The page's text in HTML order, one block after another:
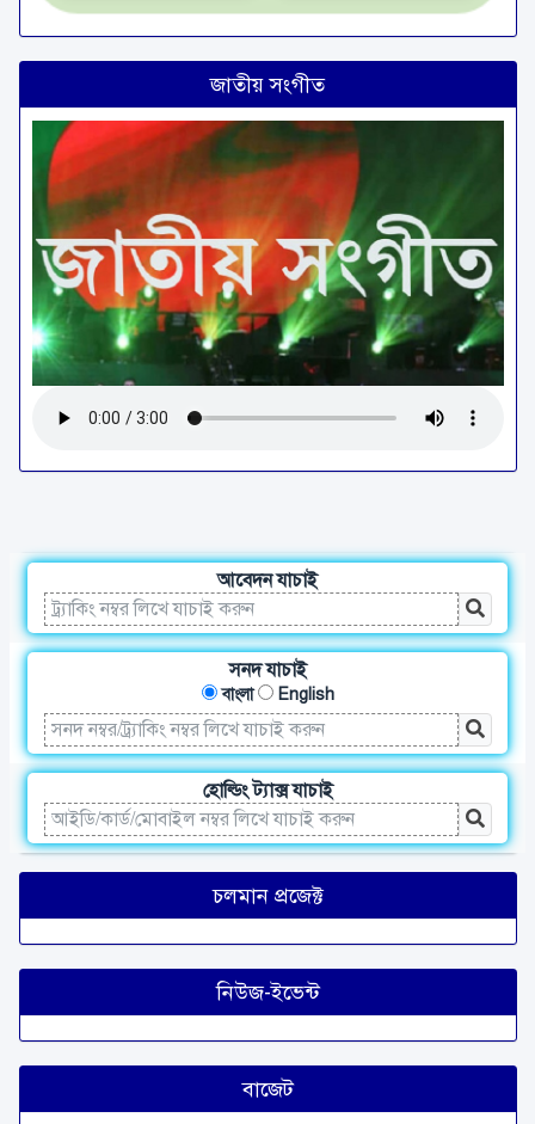
জাতীয় সংগীত
আবেদন যাচাই
সনদ যাচাই
বাংলা English
হোল্ডিং ট্যাক্স যাচাই
চলমান প্রজেক্ট
নিউজ-ইভেন্ট
বাজেট